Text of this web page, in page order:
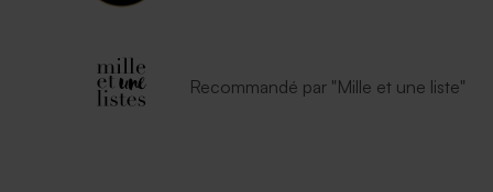
Recommandé par "Mille et une liste"